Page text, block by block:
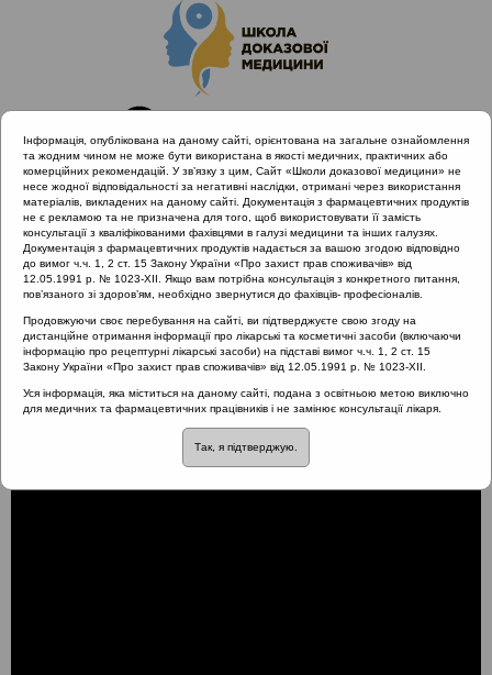
Головна
Проведені заходи
SHDM.SCHOOL | Запальні і незапальні захворювання ЛОР-
органів
Глоткова маска алергії
Глоткова маска алергії
Інформація, опублікована на даному сайті, орієнтована на загальне ознайомлення
та жодним чином не може бути використана в якості медичних, практичних або
комерційних рекомендацій. У зв’язку з цим, Сайт «Школи доказової медицини» не
несе жодної відповідальності за негативні наслідки, отримані через використання
матеріалів, викладених на даному сайті. Документація з фармацевтичних продуктів
не є рекламою та не призначена для того, щоб використовувати її замість
консультації з кваліфікованими фахівцями в галузі медицини та інших галузях.
Документація з фармацевтичних продуктів надається за вашою згодою відповідно
до вимог ч.ч. 1, 2 ст. 15 Закону України «Про захист прав споживачів» від
12.05.1991 р. № 1023-XII. Якщо вам потрібна консультація з конкретного питання,
пов’язаного зі здоров’ям, необхідно звернутися до фахівців- професіоналів.
Продовжуючи своє перебування на сайті, ви підтверджуєте свою згоду на
дистанційне отримання інформації про лікарські та косметичні засоби (включаючи
інформацію про рецептурні лікарські засоби) на підставі вимог ч.ч. 1, 2 ст. 15
Закону України «Про захист прав споживачів» від 12.05.1991 р. № 1023-XII.
Уся інформація, яка міститься на даному сайті, подана з освітньою метою виключно
для медичних та фармацевтичних працівників і не замінює консультації лікаря.
Так, я підтверджую.